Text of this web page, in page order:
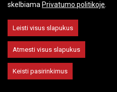
skelbiama Privatumo politikoje
Leisti visus slapukus
Atmesti visus slapukus
Keisti pasirinkimus